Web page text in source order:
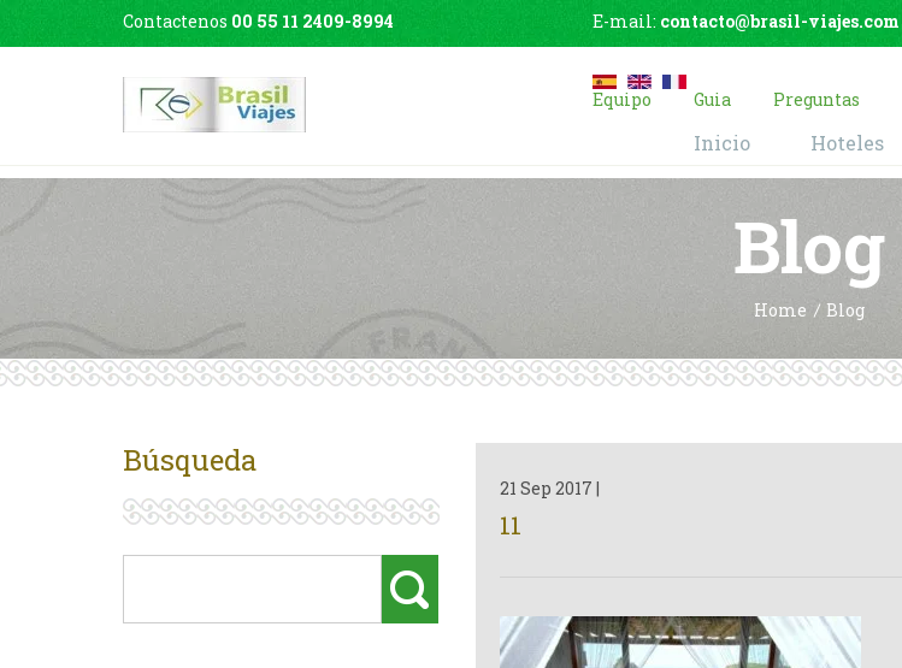
Contactenos 00 55 11 2409-8994 E-mail: contacto@brasil-viajes.com
Equipo Guia Preguntas
Inicio Hoteles
Blog
Home Blog
Búsqueda
21 Sep 2017 |
11